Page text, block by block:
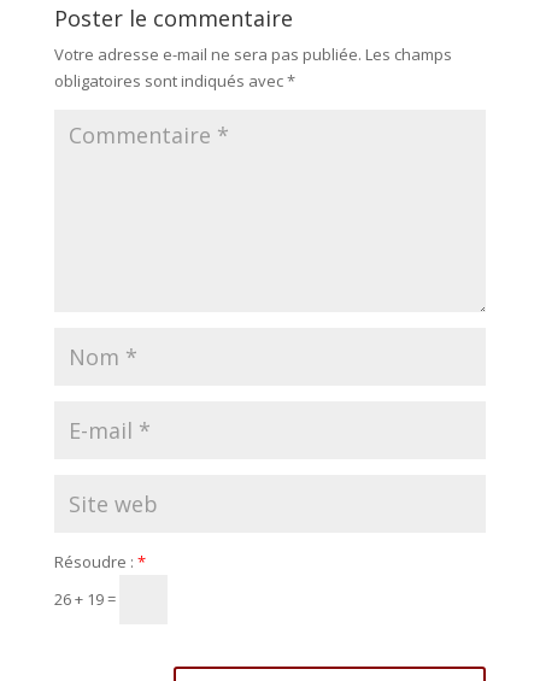
Poster le commentaire
Votre adresse e-mail ne sera pas publiée. Les champs
obligatoires sont indiqués avec*
Résoudre : *
26 + 19 =